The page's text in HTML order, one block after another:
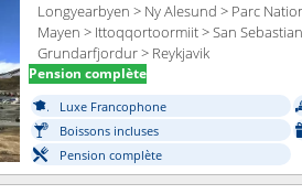
Longyearbyen > Ny Alesund > Parc
Mayen > Ittoqqortoormiit > San
Grundarfjordur > Reykjavik
Pension complète
Luxe Francophone
Boissons incluses
Pension complète